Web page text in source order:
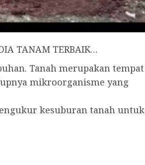
TANAM TERBAIK…
Tanah merupakan tempat
mikroorganisme yang
kesuburan tanah untuk